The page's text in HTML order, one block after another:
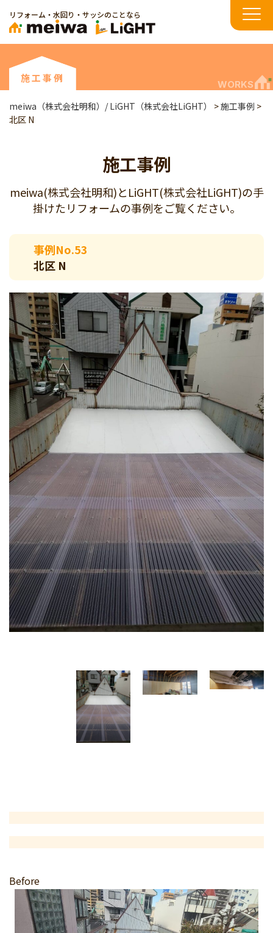
リフォーム・水回り・サッシのことなら
施工事例
WORKS
meiwa（株式会社明和）/ LiGHT（株式会社LiGHT） >施工事例 >
北区 N
施工事例
meiwa(株式会社明和)とLiGHT(株式会社LiGHT)の手
掛けたリフォームの事例をご覧ください。
事例No.53
北区 N
Before